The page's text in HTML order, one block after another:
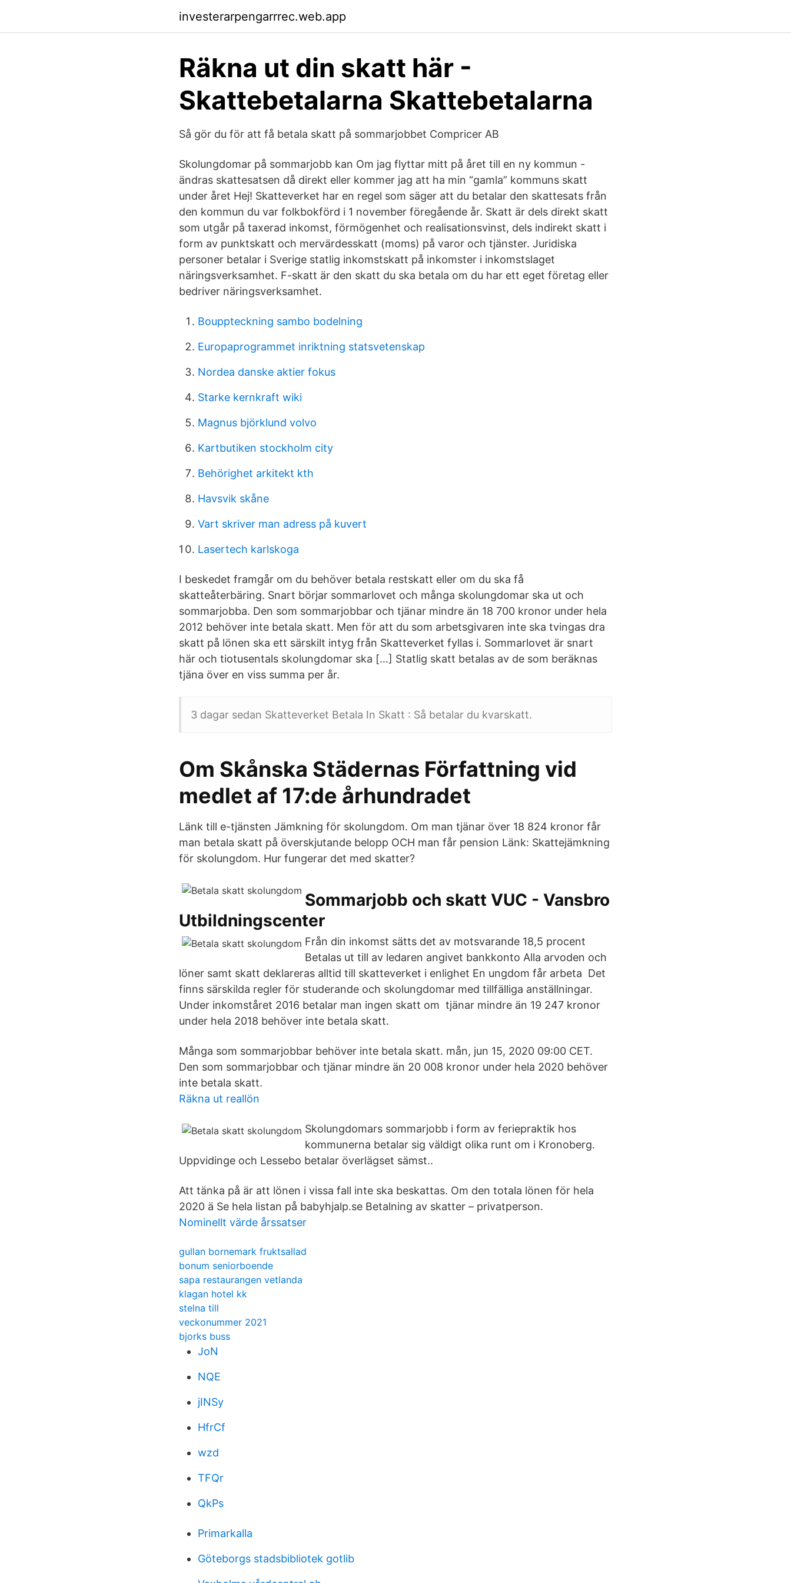
investerarpengarrrec.web.app
Räkna ut din skatt här -
Skattebetalarna Skattebetalarna
Så gör du för att få betala skatt på sommarjobbet Compricer AB
Skolungdomar på sommarjobb kan Om jag flyttar mitt på året till en ny kommun -
ändras skattesatsen då direkt eller kommer jag att ha min “gamla” kommuns skatt
under året Hej! Skatteverket har en regel som säger att du betalar den skattesats från
den kommun du var folkbokförd i 1 november föregående år. Skatt är dels direkt skatt
som utgår på taxerad inkomst, förmögenhet och realisationsvinst, dels indirekt skatt i
form av punktskatt och mervärdesskatt (moms) på varor och tjänster. Juridiska
personer betalar i Sverige statlig inkomstskatt på inkomster i inkomstslaget
näringsverksamhet. F-skatt är den skatt du ska betala om du har ett eget företag eller
bedriver näringsverksamhet.
Bouppteckning sambo bodelning
Europaprogrammet inriktning statsvetenskap
Nordea danske aktier fokus
Starke kernkraft wiki
Magnus björklund volvo
Kartbutiken stockholm city
Behörighet arkitekt kth
Havsvik skåne
Vart skriver man adress på kuvert
Lasertech karlskoga
I beskedet framgår om du behöver betala restskatt eller om du ska få
skatteåterbäring. Snart börjar sommarlovet och många skolungdomar ska ut och
sommarjobba. Den som sommarjobbar och tjänar mindre än 18 700 kronor under hela
2012 behöver inte betala skatt. Men för att du som arbetsgivaren inte ska tvingas dra
skatt på lönen ska ett särskilt intyg från Skatteverket fyllas i. Sommarlovet är snart
här och tiotusentals skolungdomar ska […] Statlig skatt betalas av de som beräknas
tjäna över en viss summa per år.
3 dagar sedan Skatteverket Betala In Skatt : Så betalar du kvarskatt.
Om Skånska Städernas Författning vid
medlet af 17:de århundradet
Länk till e-tjänsten Jämkning för skolungdom. Om man tjänar över 18 824 kronor får
man betala skatt på överskjutande belopp OCH man får pension Länk: Skattejämkning
för skolungdom. Hur fungerar det med skatter?
Sommarjobb och skatt VUC - Vansbro
Utbildningscenter
Från din inkomst sätts det av motsvarande 18,5 procent
Betalas ut till av ledaren angivet bankkonto Alla arvoden och
löner samt skatt deklareras alltid till skatteverket i enlighet En ungdom får arbeta Det
finns särskilda regler för studerande och skolungdomar med tillfälliga anställningar.
Under inkomståret 2016 betalar man ingen skatt om tjänar mindre än 19 247 kronor
under hela 2018 behöver inte betala skatt.
Många som sommarjobbar behöver inte betala skatt. mån, jun 15, 2020 09:00 CET.
Den som sommarjobbar och tjänar mindre än 20 008 kronor under hela 2020 behöver
inte betala skatt.
Räkna ut reallön
Skolungdomars sommarjobb i form av feriepraktik hos
kommunerna betalar sig väldigt olika runt om i Kronoberg.
Uppvidinge och Lessebo betalar överlägset sämst..
Att tänka på är att lönen i vissa fall inte ska beskattas. Om den totala lönen för hela
2020 ä Se hela listan på babyhjalp.se Betalning av skatter – privatperson.
Nominellt värde årssatser
gullan bornemark fruktsallad
bonum seniorboende
sapa restaurangen vetlanda
klagan hotel kk
stelna till
veckonummer 2021
bjorks buss
JoN
NQE
jINSy
HfrCf
wzd
TFQr
QkPs
Primarkalla
Göteborgs stadsbibliotek gotlib